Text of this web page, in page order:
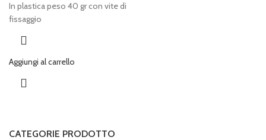
CATEGORIE PRODOTTO
In plastica peso 40 gr con vite di
fissaggio
Aggiungi al carrello